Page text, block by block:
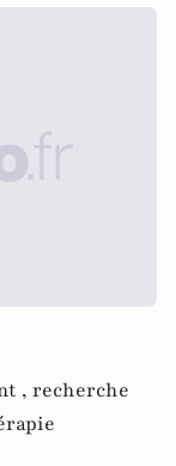
, recherche